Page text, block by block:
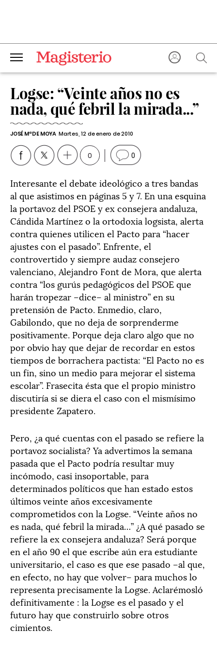
Logse: “Veinte años no es
nada, qué febril la mirada...”
JOSÉ Mª DE MOYA Martes, 12 de enero de 2010
0 0
Interesante el debate ideológico a tres bandas
al que asistimos en páginas 5 y 7. En una esquina
la portavoz del PSOE y ex consejera andaluza,
Cándida Martínez o la ortodoxia logsista, alerta
contra quienes utilicen el Pacto para “hacer
ajustes con el pasado”. Enfrente, el
controvertido y siempre audaz consejero
valenciano, Alejandro Font de Mora, que alerta
contra “los gurús pedagógicos del PSOE que
harán tropezar –dice– al ministro” en su
pretensión de Pacto. Enmedio, claro,
Gabilondo, que no deja de sorprenderme
positivamente. Porque deja claro algo que no
por obvio hay que dejar de recordar en estos
tiempos de borrachera pactista: “El Pacto no es
un fin, sino un medio para mejorar el sistema
escolar”. Frasecita ésta que el propio ministro
discutiría si se diera el caso con el mismísimo
presidente Zapatero.
Pero, ¿a qué cuentas con el pasado se refiere la
portavoz socialista? Ya advertimos la semana
pasada que el Pacto podría resultar muy
incómodo, casi insoportable, para
determinados políticos que han estado estos
últimos veinte años excesivamente
comprometidos con la Logse. “Veinte años no
es nada, qué febril la mirada…” ¿A qué pasado se
refiere la ex consejera andaluza? Será porque
en el año 90 el que escribe aún era estudiante
universitario, el caso es que ese pasado –al que,
en efecto, no hay que volver– para muchos lo
representa precisamente la Logse. Aclarémosló
definitivamente : la Logse es el pasado y el
futuro hay que construirlo sobre otros
cimientos.